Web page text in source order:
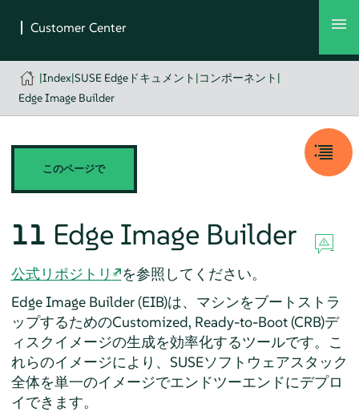
|Index|SUSE Edgeドキュメント |コンポーネント |
Edge Image Builder
このページで
11 Edge Image Builder
公式リポジトリ
を参照してください。
Edge Image Builder (EIB)は、マシンをブートストラ
ップするためのCustomized, Ready-to-Boot (CRB)デ
ィスクイメージの生成を効率化するツールです。こ
れらのイメージにより、SUSEソフトウェアスタック
全体を単一のイメージでエンドツーエンドにデプロ
イできます。